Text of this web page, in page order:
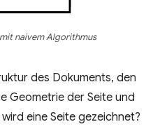
naivem Algorithmus
des Dokuments, den
Geometrie der Seite und
eine Seite gezeichnet?